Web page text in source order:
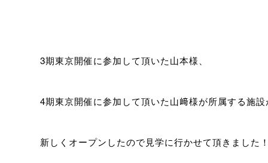
3期東京開催に参加して頂いた山本様、
4期東京開催に参加して頂いた山﨑様が所属する施設
新しくオープンしたので見学に行かせて頂きました